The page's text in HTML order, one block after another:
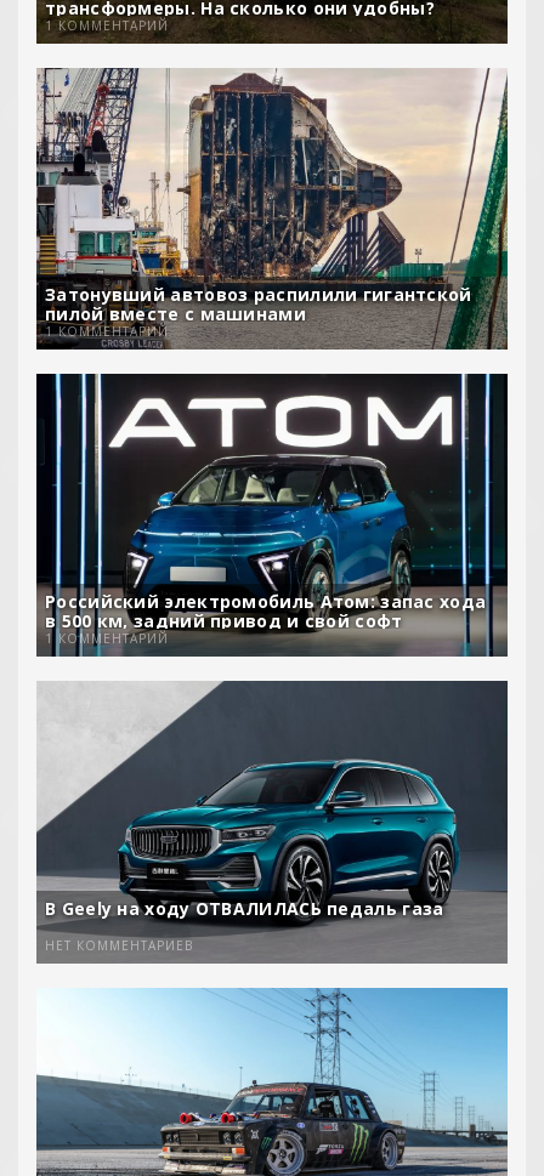
трансформеры. На сколько они удобны?
1 КОММЕНТАРИЙ
Затонувший автовоз распилили гигантской
пилой вместе с машинами
1 КОММЕНТАРИЙ
Российский электромобиль Атом: запас хода
в 500 км, задний привод и свой софт
1 КОММЕНТАРИЙ
В Geely на ходу ОТВАЛИЛАСЬ педаль газа
НЕТ КОММЕНТАРИЕВ